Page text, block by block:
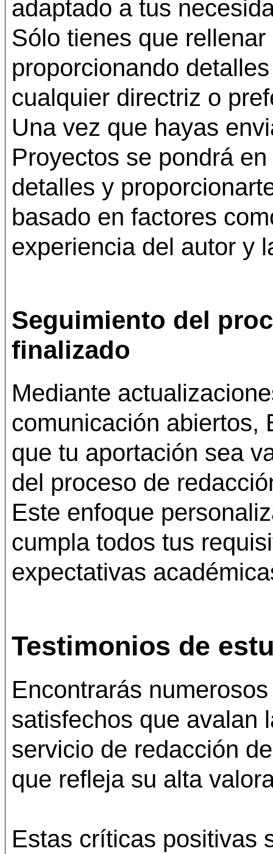
adaptado a tus
Sólo tienes que
proporcionando
cualquier directriz o
Una vez que hayas
Proyectos se pondrá
detalles y
basado en factores
experiencia del autor y
Seguimiento del
finalizado
Mediante
comunicación abiertos,
que tu aportación sea
del proceso de
Este enfoque
cumpla todos tus
expectativas
Testimonios de
Encontrarás
satisfechos que avalan
servicio de redacción
que refleja su alta
Estas críticas positivas